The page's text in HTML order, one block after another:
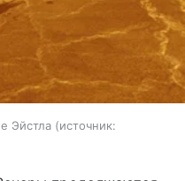
Эйстла
источник: